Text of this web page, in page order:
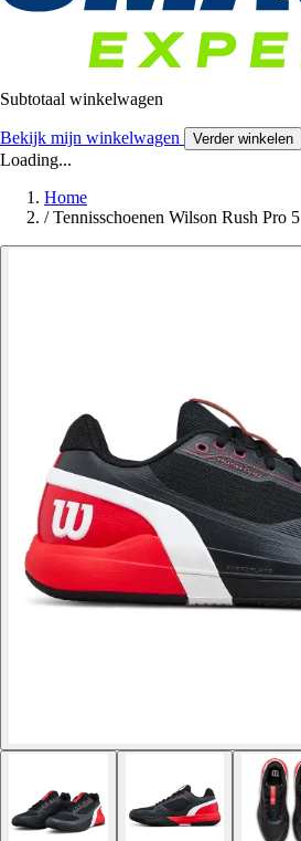
Subtotaal winkelwagen
Bekijk mijn winkelwagen Verder winkelen
Loading...
Home
/ Tennisschoenen Wilson Rush Pro 5